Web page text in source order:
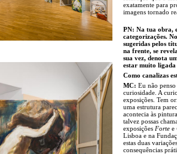
exatamente para
imagens tornado
PN: Na tua obra,
categorizações.
sugeridas pelos
na frente, se
sua vez, denota
estar muito
Como canalizas
MC: Eu não
curiosidade. A
exposições. Tem
uma estrutura
acontecia às
talvez possas
exposições Forte e
Lisboa e na
estas duas
consequências